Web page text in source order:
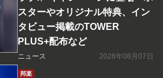
スターやオリジナル特典、イン
タビュー掲載のTOWER
PLUS+配布など
ニュース 2026年08月07日
邦楽